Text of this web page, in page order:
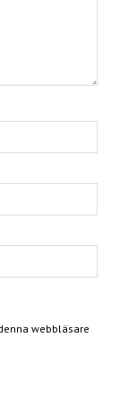
webbläsare